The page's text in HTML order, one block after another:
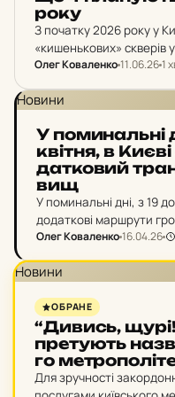
року
З початку 2026 року у
«кишенькових» скверів
кінця року планують
Олег Коваленко11.06.261
Новини
У по­ми­наль­ні
квітня, в
дат­ко­вий
вищ
У поминальні дні, з 19
додаткові маршрути
міських кладовищ.
Олег Коваленко16.04.26
Новини
ОБРАНЕ
“Дивись,
пре­ту­ють
го
Для зручності